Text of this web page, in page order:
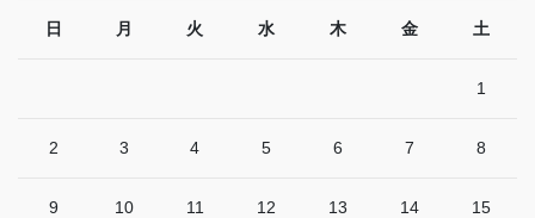
日 月 火 水 木 金 土
1
2 3 4 5 6 7 8
9 10 11 12 13 14 15